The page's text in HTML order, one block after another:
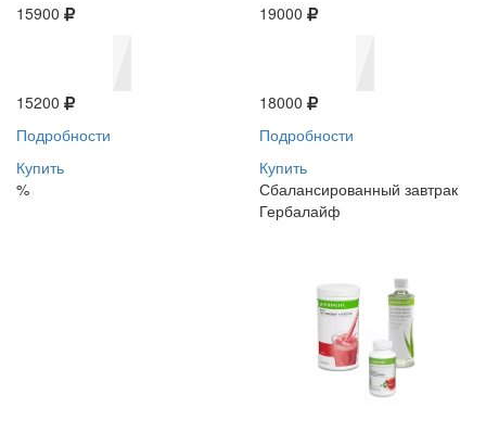
15900
15200
Подробности
Купить
%
19000
18000
Подробности
Купить
Сбалансированный завтрак
Гербалайф